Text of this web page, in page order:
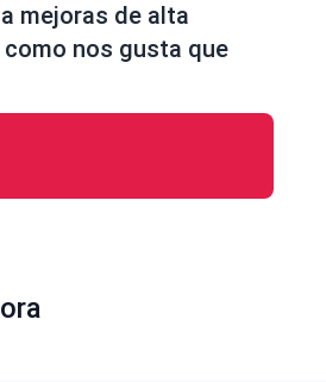
mejoras de alta
nos gusta que